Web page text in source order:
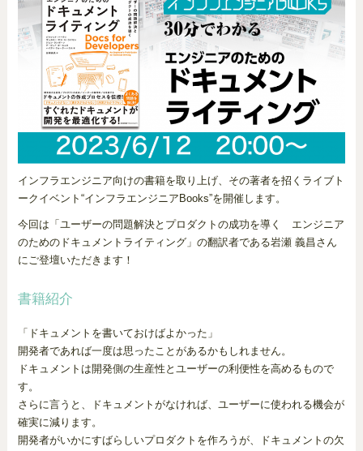
インフラエンジニア向けの書籍を取り上げ、その著者を招くライブト
ークイベント“インフラエンジニアBooks”を開催します。
今回は「ユーザーの問題解決とプロダクトの成功を導く エンジニア
のためのドキュメントライティング」の翻訳者である岩瀬 義昌さん
にご登壇いただきます！
書籍紹介
「ドキュメントを書いておけばよかった」
開発者であれば一度は思ったことがあるかもしれません。
ドキュメントは開発側の生産性とユーザーの利便性を高めるもので
す。
さらに言うと、ドキュメントがなければ、ユーザーに使われる機会が
確実に減ります。
開発者がいかにすばらしいプロダクトを作ろうが、ドキュメントの欠